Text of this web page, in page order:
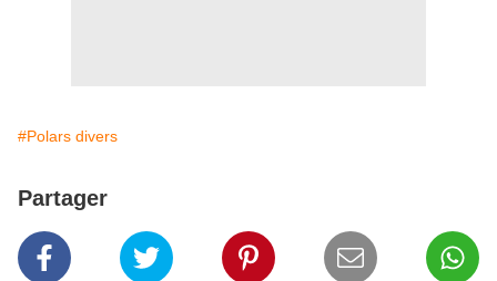
#Polars divers
Partager